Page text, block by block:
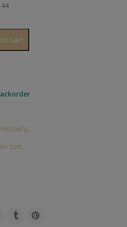
cart
.
τοπ.